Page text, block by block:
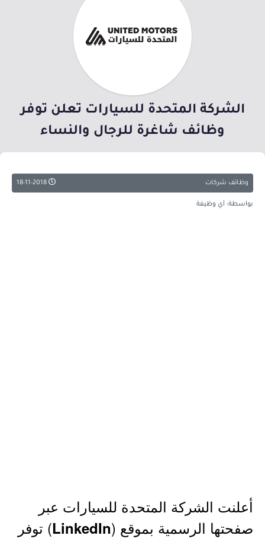
الشركة المتحدة للسيارات تعلن توفر
وظائف شاغرة للرجال والنساء
وظائف شركات
بواسطة: أي وظيفة
أعلنت الشركة المتحدة للسيارات عبر
صفحتها الرسمية بموقع (LinkedIn) توفر